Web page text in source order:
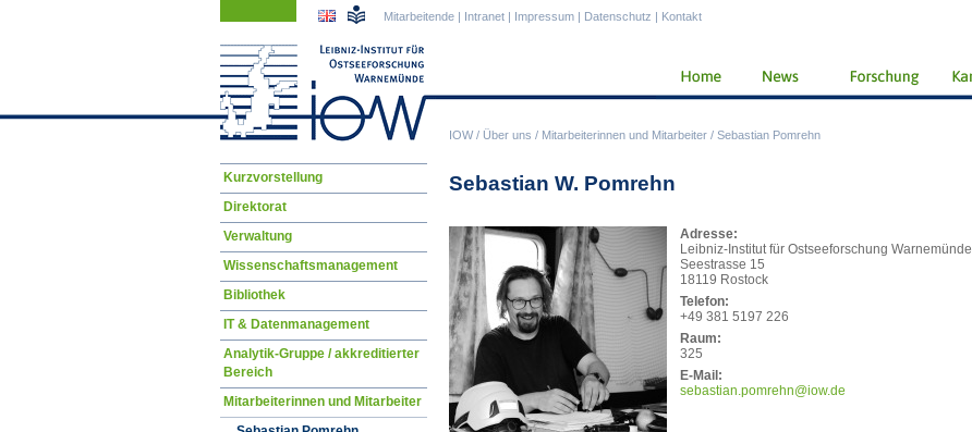
IOW/ Über uns / Mitarbeiterinnen und Mitarbeiter / Sebastian Pomrehn
Mitarbeitende | Intranet | Impressum | Datenschutz | Kontakt
Sebastian W. Pomrehn
Adresse:
Leibniz-Institut für Ostseeforschung Warnemünde
Seestrasse 15
18119 Rostock
Telefon:
+49 381 5197 226
Raum:
325
E-Mail:
sebastian.pomrehn@iow.de
Navigation
Kurzvorstellung
Direktorat
Verwaltung
Wissenschaftsmanagement
Bibliothek
IT & Datenmanagement
Analytik-Gruppe / akkreditierter
Bereich
Mitarbeiterinnen und Mitarbeiter